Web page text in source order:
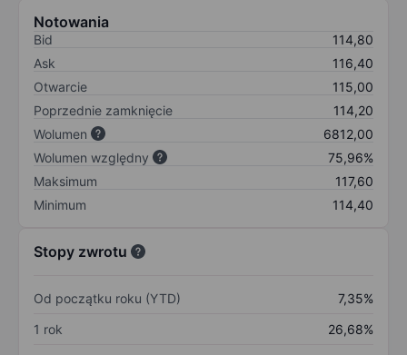
Notowania
Bid
114,80
Ask
116,40
Otwarcie
115,00
Poprzednie zamknięcie
114,20
Wolumen
6812,00
Wolumen względny
75,96%
Maksimum
117,60
Minimum
114,40
Stopy zwrotu
Od początku roku (YTD)
7,35%
1 rok
26,68%